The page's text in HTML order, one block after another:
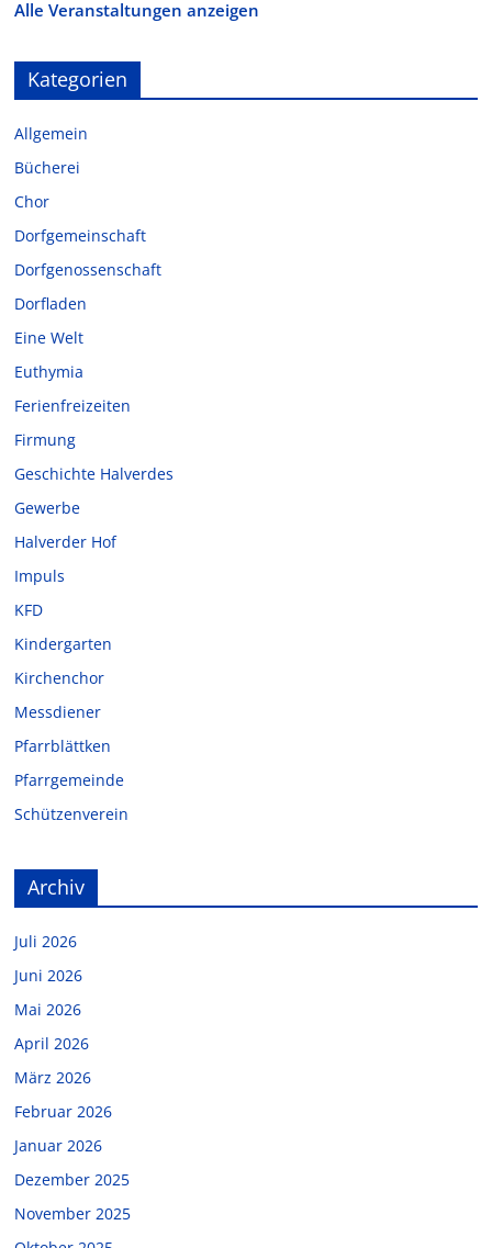
Alle Veranstaltungen anzeigen
Kategorien
Allgemein
Bücherei
Chor
Dorfgemeinschaft
Dorfgenossenschaft
Dorfladen
Eine Welt
Euthymia
Ferienfreizeiten
Firmung
Geschichte Halverdes
Gewerbe
Halverder Hof
Impuls
KFD
Kindergarten
Kirchenchor
Messdiener
Pfarrblättken
Pfarrgemeinde
Schützenverein
Archiv
Juli 2026
Juni 2026
Mai 2026
April 2026
März 2026
Februar 2026
Januar 2026
Dezember 2025
November 2025